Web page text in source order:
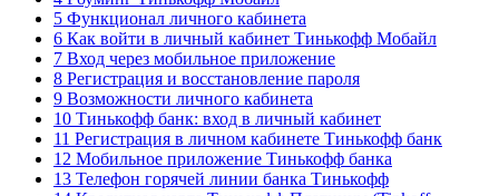
5 Функционал личного кабинета
6 Как войти в личный кабинет Тинькофф Мобайл
7 Вход через мобильное приложение
8 Регистрация и восстановление пароля
9 Возможности личного кабинета
10 Тинькофф банк: вход в личный кабинет
11 Регистрация в личном кабинете Тинькофф банк
12 Мобильное приложение Тинькофф банка
13 Телефон горячей линии банка Тинькофф